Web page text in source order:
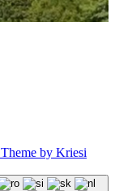
by Kriesi